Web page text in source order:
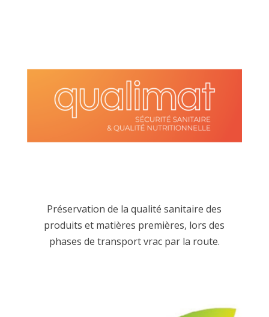
Préservation de la qualité sanitaire des
produits et matières premières, lors des
phases de transport vrac par la route.